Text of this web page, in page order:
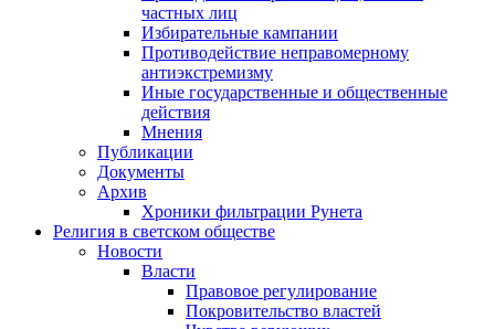
частных лиц
Избирательные кампании
Противодействие неправомерному
антиэкстремизму
Иные государственные и общественные
действия
Мнения
Публикации
Документы
Архив
Хроники фильтрации Рунета
Религия в светском обществе
Новости
Власти
Правовое регулирование
Покровительство властей